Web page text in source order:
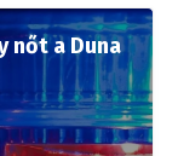
nőt a Duna